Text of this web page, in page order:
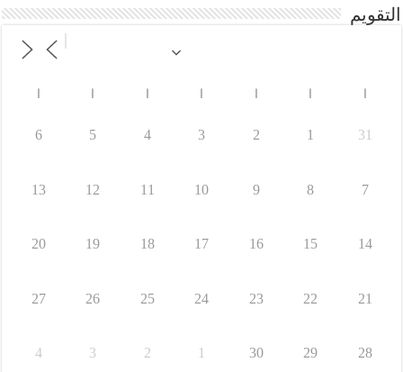
التقويم
31
1
2
3
4
5
6
7
8
9
10
11
12
13
14
15
16
17
18
19
20
21
22
23
24
25
26
27
28
29
30
1
2
3
4